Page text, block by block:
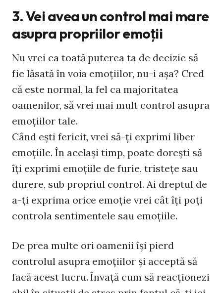
3. Vei avea un control mai mare
asupra propriilor emoţii
Nu vrei ca toată puterea ta de decizie să
fie lăsată în voia emoţiilor, nu-i aşa? Cred
că este normal, la fel ca majoritatea
oamenilor, să vrei mai mult control asupra
emoţiilor tale.
Când eşti fericit, vrei să-ţi exprimi liber
emoţiile. În acelaşi timp, poate doreşti să
îţi exprimi emoţiile de furie, tristeţe sau
durere, sub propriul control. Ai dreptul de
a-ţi exprima orice emoţie vrei cât îţi poţi
controla sentimentele sau emoţiile.
De prea multe ori oamenii îşi pierd
controlul asupra emoţiilor şi acceptă să
facă acest lucru. Învaţă cum să reacţionezi